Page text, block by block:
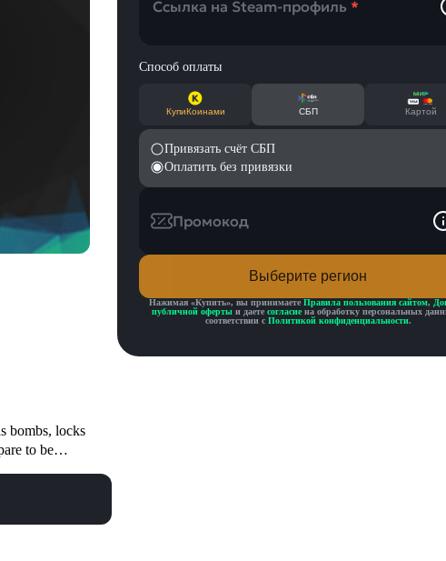
bombs, locks
to be
Ссылка на Steam-профиль *
Способ оплаты
КупиКоинами СБП Картой
Привязать счёт СБП
Оплатить без привязки
Промокод
Выберите регион
Нажимая «Купить», вы принимаете Правила пользования сайтом,
публичной оферты и даете согласие на обработку персональных
соответствии с Политикой конфиденциальности.